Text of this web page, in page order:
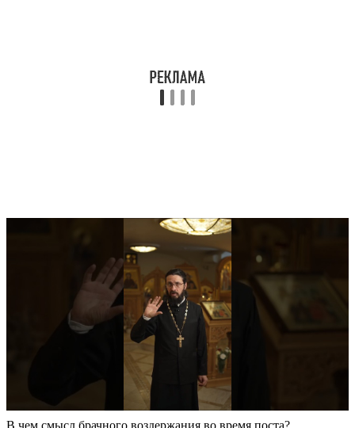
В чем смысл брачного воздержания во время поста?